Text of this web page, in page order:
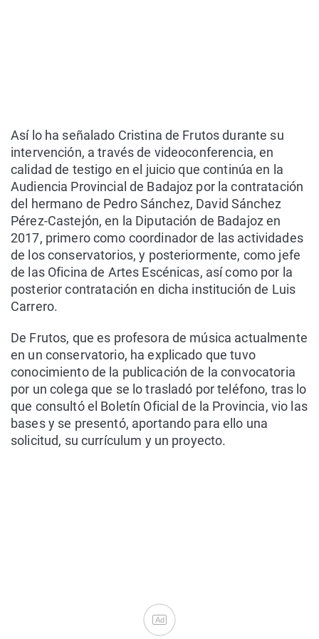
Así lo ha señalado Cristina de Frutos durante su
intervención, a través de videoconferencia, en
calidad de testigo en el juicio que continúa en la
Audiencia Provincial de Badajoz por la contratación
del hermano de Pedro Sánchez, David Sánchez
Pérez-Castejón, en la Diputación de Badajoz en
2017, primero como coordinador de las actividades
de los conservatorios, y posteriormente, como jefe
de las Oficina de Artes Escénicas, así como por la
posterior contratación en dicha institución de Luis
Carrero.
De Frutos, que es profesora de música actualmente
en un conservatorio, ha explicado que tuvo
conocimiento de la publicación de la convocatoria
por un colega que se lo trasladó por teléfono, tras lo
que consultó el Boletín Oficial de la Provincia, vio las
bases y se presentó, aportando para ello una
solicitud, su currículum y un proyecto.
Ad